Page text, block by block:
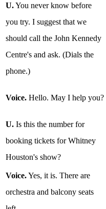
U.You never know before
you try. I suggest that we
should call the John Kennedy
Centre's and ask. (Dials the
phone.)
Voice. Hello. May I help you?
U. Is this the number for
booking tickets for Whitney
Houston's show?
Voice.Yes, it is. There are
orchestra and balcony seats